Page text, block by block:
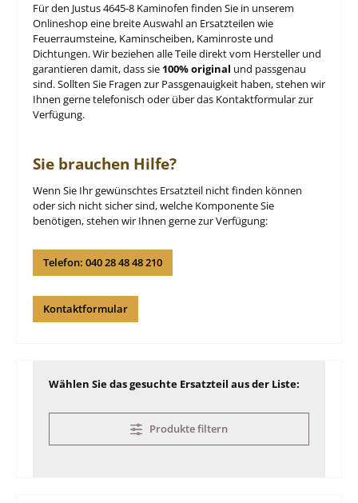
Für den Justus 4645-8 Kaminofen finden Sie in unserem
Onlineshop eine breite Auswahl an Ersatzteilen wie
Feuerraumsteine, Kaminscheiben, Kaminroste und
Dichtungen. Wir beziehen alle Teile direkt vom Hersteller und
garantieren damit, dass sie 100% original und passgenau
sind. Sollten Sie Fragen zur Passgenauigkeit haben, stehen wir
Ihnen gerne telefonisch oder über das Kontaktformular zur
Verfügung.
Sie brauchen Hilfe?
Wenn Sie Ihr gewünschtes Ersatzteil nicht finden können
oder sich nicht sicher sind, welche Komponente Sie
benötigen, stehen wir Ihnen gerne zur Verfügung:
Telefon: 040 28 48 48 210
Kontaktformular
Wählen Sie das gesuchte Ersatzteil aus der Liste:
Produkte filtern